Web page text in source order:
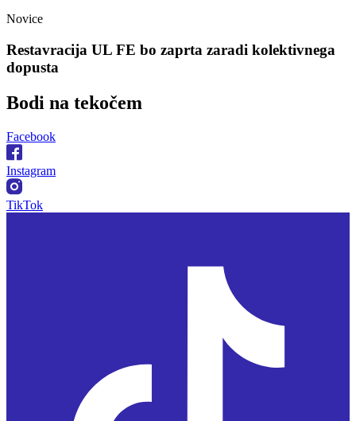
Novice
Restavracija UL FE bo zaprta zaradi kolektivnega
dopusta
Bodi na tekočem
Facebook
Instagram
TikTok